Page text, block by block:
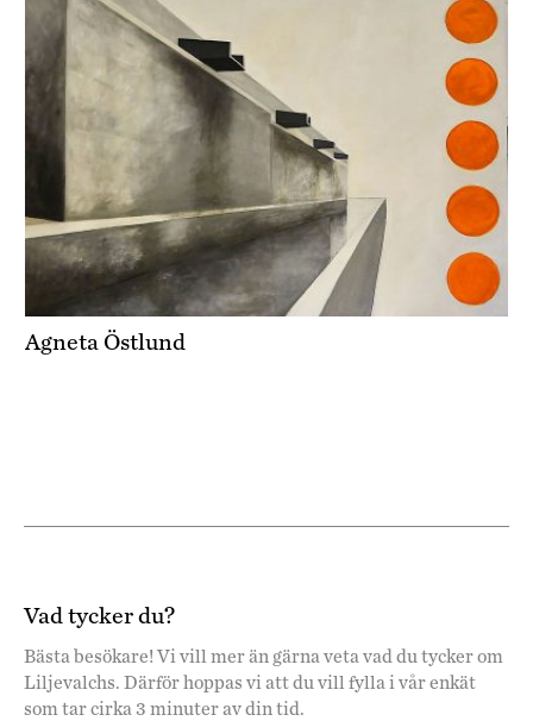
Agneta Östlund
Vad tycker du?
Bästa besökare! Vi vill mer än gärna veta vad du tycker om
Liljevalchs. Därför hoppas vi att du vill fylla i vår enkät
som tar cirka 3 minuter av din tid.